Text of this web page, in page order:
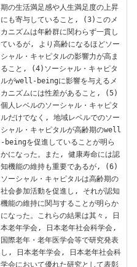
期の生活満足感や人生満足度の上昇
にも寄与していること, (3)このメ
カニズムは年齢群に関わらず一貫し
ているが, より高齢になるほどソー
シャル・キャピタルの影響力が高ま
ること, (4)ソーシャル・キャピタ
ルがwell-beingに影響を与えるメ
カニズムには性差があること, (5)
個人レベルのソーシャル・キャピタ
ルだけでなく, 地域レベルでのソー
シャル・キャピタルが高齢期のwell
-beingを促進していることが明ら
かになった。また, 健康寿命には認
知機能の維持も重要であるが, (6)
ソーシャル・キャピタルは高齢期の
社会参加活動を促進し, それが認知
機能の維持に関与することが明らか
になった。これらの結果は其々, 日
本老年学会, 日本老年社会科学会,
国際老年・老年医学会等で研究発表
し, 日本老年学会, 日本老年社会科
学会において優れた研究として表彰